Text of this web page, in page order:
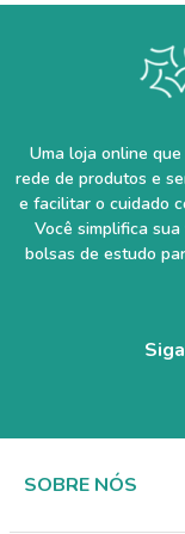
Uma loja online
rede de produtos e
e facilitar o cuidado
Você simplifica
bolsas de estudo
SOBRE NÓS